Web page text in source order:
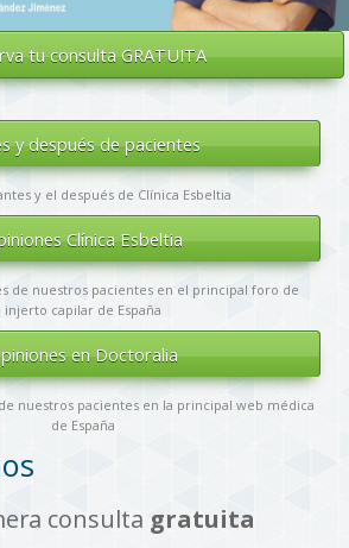
tuconsulta GRATUITA
y después de pacientes
y el después de Clínica Esbeltia
Clínica Esbeltia
de nuestros pacientes en el principal foro de
injerto capilar de España
en Doctoralia
nuestros pacientes en la principal web médica
de España
consulta gratuita